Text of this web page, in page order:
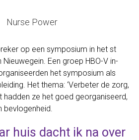
op een symposium in het st
Nieuwegein. Een groep HBO-V in-
het symposium als
Het thema: ‘Verbeter de zorg,
hadden ze het goed georganiseerd,
huis dacht ik na over